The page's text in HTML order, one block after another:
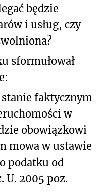
będzie
i usług, czy
sformułował
faktycznym
w
obowiązkowi
mowa w ustawie
podatku od
U. 2005 poz.